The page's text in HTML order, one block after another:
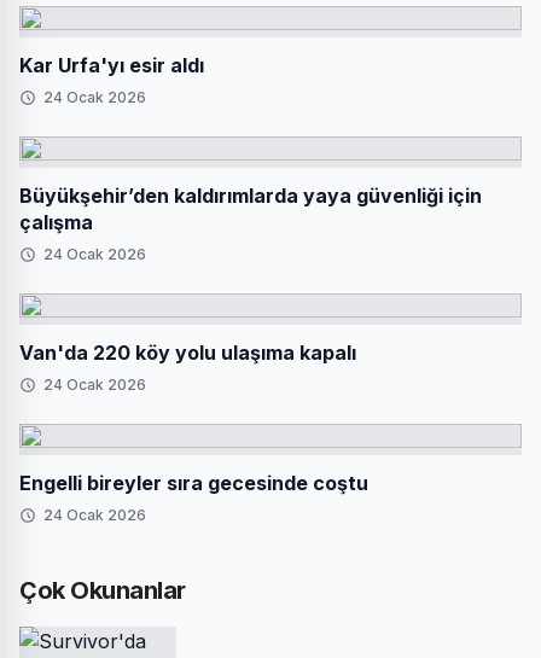
Kar Urfa'yı esir aldı
24 Ocak 2026
Büyükşehir’den kaldırımlarda yaya güvenliği için
çalışma
24 Ocak 2026
Van'da 220 köy yolu ulaşıma kapalı
24 Ocak 2026
Engelli bireyler sıra gecesinde coştu
24 Ocak 2026
Çok Okunanlar